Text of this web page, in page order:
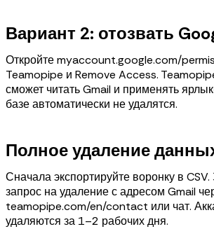
Вариант 2: отозвать
Откройте myaccount.google.com/
Teamopipe и Remove Access.
сможет читать Gmail и применять
базе автоматически не удалятся.
Полное удаление
Сначала экспортируйте воронку в
запрос на удаление с адресом Gmail
teamopipe.com/en/contact или чат.
удаляются за 1–2 рабочих дня.